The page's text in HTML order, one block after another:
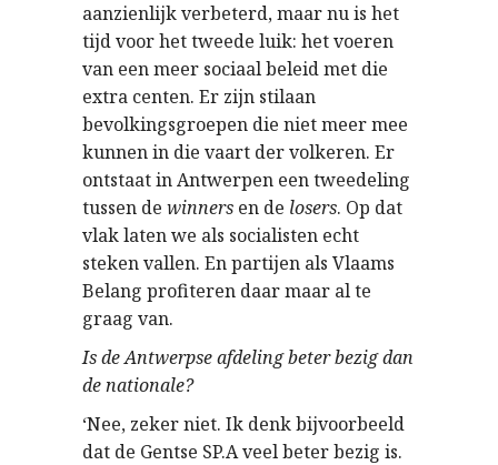
aanzienlijk verbeterd, maar nu is het
tijd voor het tweede luik: het voeren
van een meer sociaal beleid met die
extra centen. Er zijn stilaan
bevolkingsgroepen die niet meer mee
kunnen in die vaart der volkeren. Er
ontstaat in Antwerpen een tweedeling
tussen de winners en de losers. Op dat
vlak laten we als socialisten echt
steken vallen. En partijen als Vlaams
Belang profiteren daar maar al te
graag van.
Is de Antwerpse afdeling beter bezig dan
de nationale?
‘Nee, zeker niet. Ik denk bijvoorbeeld
dat de Gentse SP.A veel beter bezig is.